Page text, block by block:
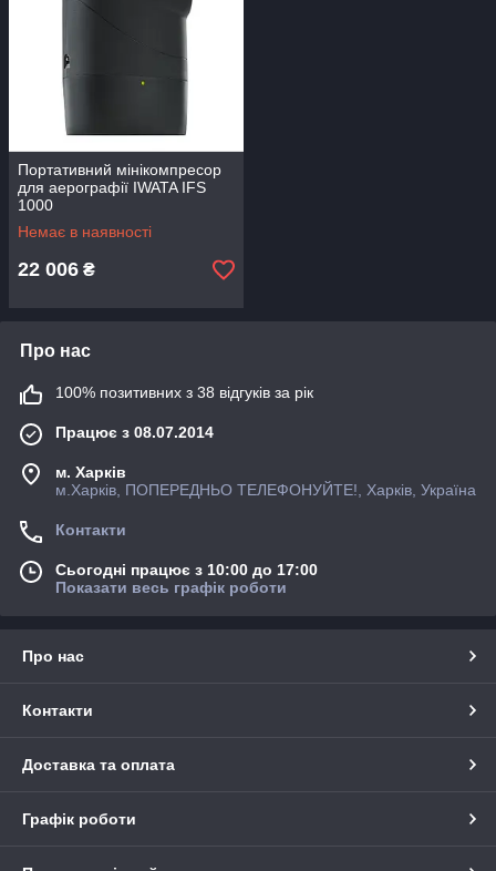
Портативний мінікомпресор
для аерографії IWATA IFS
1000
Немає в наявності
22 006 ₴
Про нас
100% позитивних з 38 відгуків за рік
Працює з 08.07.2014
м. Харків
м.Харків, ПОПЕРЕДНЬО ТЕЛЕФОНУЙТЕ!, Харків, Україна
Контакти
Сьогодні працює з 10:00 до 17:00
Показати весь графік роботи
Про нас
Контакти
Доставка та оплата
Графік роботи